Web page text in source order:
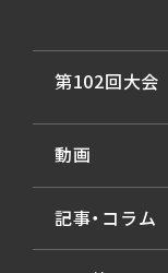
第102回大会
動画
記事・コラム